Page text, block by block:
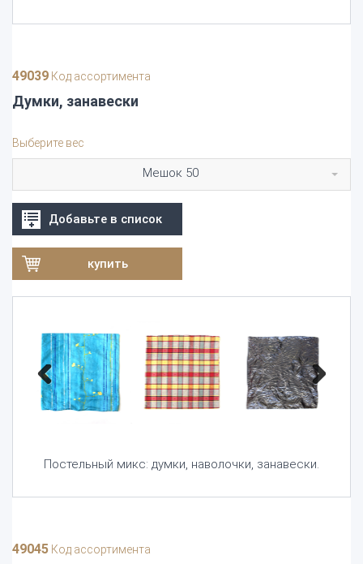
49039 Код ассортимента
Думки, занавески
Выберите вес
Мешок 50
Добавьте в список
купить
Previous Next
Постельный микс: думки, наволочки, занавески.
49045 Код ассортимента